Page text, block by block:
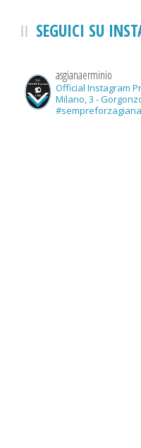
SEGUICI SU
asgianaerminio
Official Instagram
Milano, 3 -
#sempreforzagiana